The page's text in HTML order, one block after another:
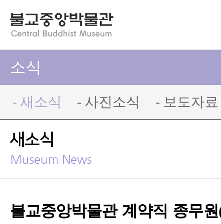
소식
- 새소식 - 사진소식 - 보도자료
새소식
Museum News
불교중앙박물관 계약직 종무